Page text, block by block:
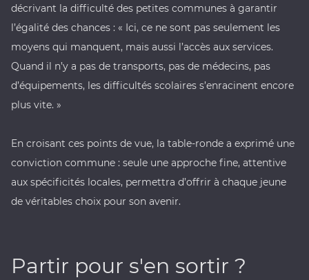
décrivant la difficulté des petites communes à garantir
l’égalité des chances : « Ici, ce ne sont pas seulement les
moyens qui manquent, mais aussi l’accès aux services.
Quand il n’y a pas de transports, pas de médecins, pas
d’équipements, les difficultés scolaires s’enracinent encore
plus vite. »
En croisant ces points de vue, la table-ronde a exprimé une
conviction commune : seule une approche fine, attentive
aux spécificités locales, permettra d’offrir à chaque jeune
de véritables choix pour son avenir.
Partir pour s'en sortir ?